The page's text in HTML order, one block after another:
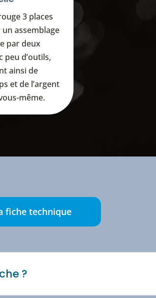
3 places
assemblage
par deux
peu d’outils,
ainsi de
et de l’argent
même.
fiche technique
?